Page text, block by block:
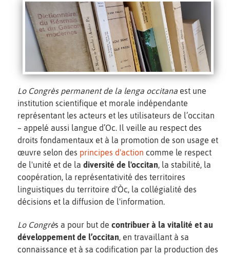
Lo Congrès permanent de la lenga occitana est une
institution scientifique et morale indépendante
représentant les acteurs et les utilisateurs de l’occitan
– appelé aussi langue d’Oc. Il veille au respect des
droits fondamentaux et à la promotion de son usage et
œuvre selon des principes d'action comme le respect
de l'unité et de la diversité de l'occitan, la stabilité, la
coopération, la représentativité des territoires
linguistiques du territoire d'Òc, la collégialité des
décisions et la diffusion de l'information.
Lo Congrès a pour but de contribuer à la vitalité et au
développement de l’occitan, en travaillant à sa
connaissance et à sa codification par la production des